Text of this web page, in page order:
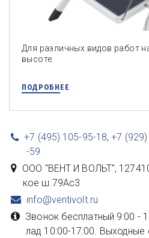
Для различных видов работ
высоте.
ПОДРОБНЕЕ
+7 (495) 105-95-18,+7
-59
ООО "ВЕНТ И ВОЛЬТ",
кое ш.79Ас3
info@ventivolt.ru
Звонок бесплатный 9:00 -
лад 10:00-17:00. Выходные